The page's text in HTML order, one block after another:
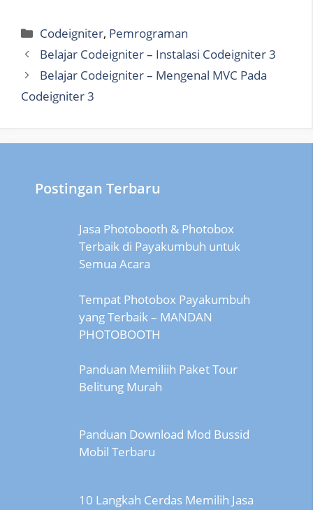
Categories
Codeigniter, Pemrograman
Belajar Codeigniter – Instalasi Codeigniter 3
Belajar Codeigniter – Mengenal MVC Pada
Codeigniter 3
Postingan Terbaru
Jasa Photobooth & Photobox
Terbaik di Payakumbuh untuk
Semua Acara
Tempat Photobox Payakumbuh
yang Terbaik – MANDAN
PHOTOBOOTH
Panduan Memiliih Paket Tour
Belitung Murah
Panduan Download Mod Bussid
Mobil Terbaru
10 Langkah Cerdas Memilih Jasa